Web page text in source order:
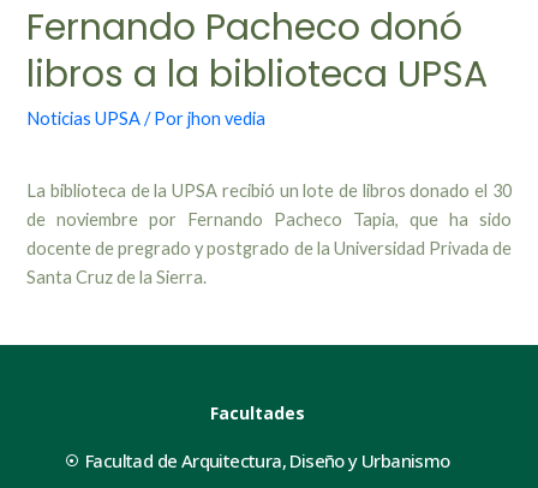
Fernando Pacheco donó
libros a la biblioteca UPSA
Noticias UPSA/ Porjhon vedia
La biblioteca de la UPSA recibió un lote de libros donado el 30
de noviembre por Fernando Pacheco Tapia, que ha sido
docente de pregrado y postgrado de la Universidad Privada de
Santa Cruz de la Sierra.
Facultades
Facultad de Arquitectura, Diseño y Urbanismo